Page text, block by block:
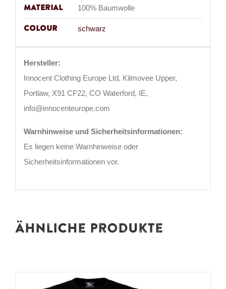
Material 100% Baumwolle
Colour schwarz
Hersteller:
Innocent Clothing Europe Ltd, Kilmovee Upper,
Portlaw, X91 CF22, CO Waterford, IE,
info@innocenteurope.com
Warnhinweise und Sicherheitsinformationen:
Es liegen keine Warnhinweise oder
Sicherheitsinformationen vor.
Ähnliche Produkte